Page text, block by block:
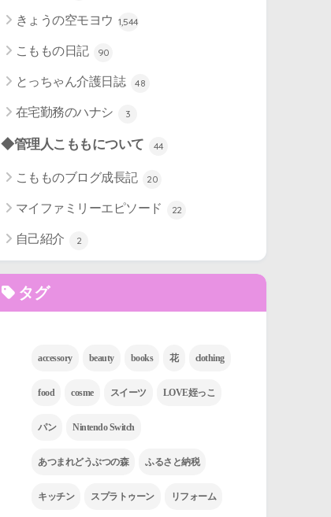
きょうの空モヨウ 1,544
こももの日記 90
とっちゃん介護日誌 48
在宅勤務のハナシ 3
◆管理人こももについて 44
こもものブログ成長記 20
マイファミリーエピソード 22
自己紹介 2
タグ
accessory beauty books 花 clothing
food cosme スイーツ LOVE姪っこ
パン Nintendo Switch
あつまれどうぶつの森 ふるさと納税
キッチン スプラトゥーン リフォーム